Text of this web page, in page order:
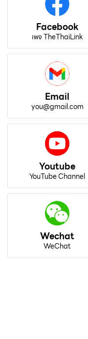
Facebook
เพจ TheThaiLink
Email
you@gmail.com
Youtube
YouTube Channel
Wechat
WeChat